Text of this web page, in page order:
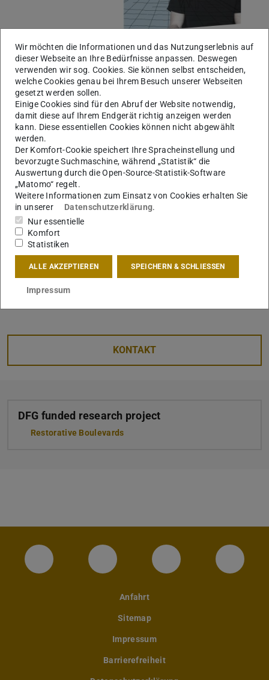
Contact:
Lanqing Gu (M.Arch)
lanqing.gu@tu-…
more about the research project „Restorative
Boulevards“
KONTAKT
DFG funded research project
Restorative Boulevards
Instagram-Seite des Fachbereichs
LinkedIn-Profil desFacebook-Seite
Anfahrt
Sitemap
Impressum
Barrierefreiheit
Wir möchten die Informationen und das Nutzungserlebnis auf
dieser Webseite an Ihre Bedürfnisse anpassen. Deswegen
verwenden wir sog. Cookies. Sie können selbst entscheiden,
welche Cookies genau bei Ihrem Besuch unserer Webseiten
gesetzt werden sollen.
Einige Cookies sind für den Abruf der Website notwendig,
damit diese auf Ihrem Endgerät richtig anzeigen werden
kann. Diese essentiellen Cookies können nicht abgewählt
werden.
Der Komfort-Cookie speichert Ihre Spracheinstellung und
bevorzugte Suchmaschine, während „Statistik“ die
Auswertung durch die Open-Source-Statistik-Software
„Matomo“ regelt.
Weitere Informationen zum Einsatz von Cookies erhalten Sie
in unserer
Datenschutzerklärung.
Nur essentielle
Komfort
Statistiken
ALLE AKZEPTIEREN SPEICHERN & SCHLIESSEN
Impressum